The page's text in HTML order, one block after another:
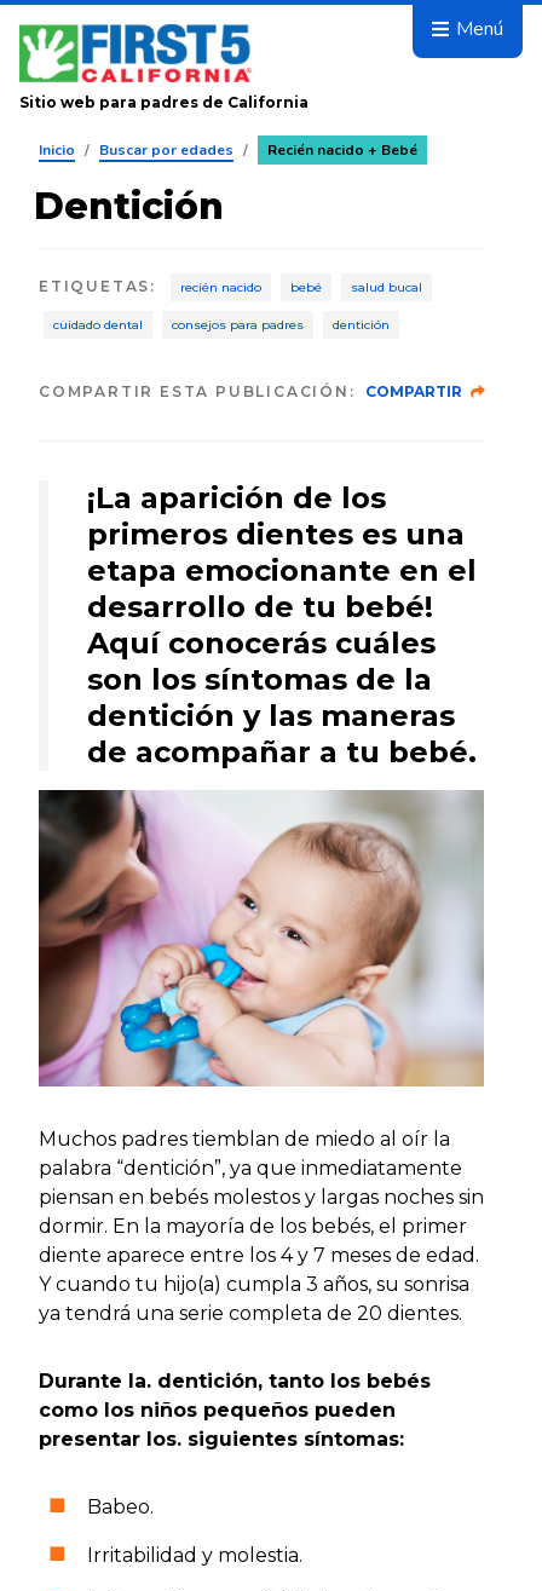
Avanza
Menú
Sitio web para padres de California
Inicio / Buscar por edades / Recién nacido + Bebé
Dentición
ETIQUETAS : recién nacido bebé salud bucal
cuidado dental consejos para padres dentición
COMPARTIR ESTA PUBLICACIÓN: COMPARTIR
¡La aparición de los
primeros dientes es una
etapa emocionante en el
desarrollo de tu bebé!
Aquí conocerás cuáles
son los síntomas de la
dentición y las maneras
de acompañar a tu bebé.
Muchos padres tiemblan de miedo al oír la
palabra “dentición”, ya que inmediatamente
piensan en bebés molestos y largas noches sin
dormir. En la mayoría de los bebés, el primer
diente aparece entre los 4 y 7 meses de edad.
Y cuando tu hijo(a) cumpla 3 años, su sonrisa
ya tendrá una serie completa de 20 dientes.
Durante la. dentición, tanto los bebés
como los niños pequeños pueden
presentar los. siguientes síntomas:
Babeo.
Irritabilidad y molestia.